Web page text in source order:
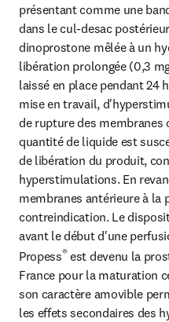
présentant comme une
dans le cul-desac
dinoprostone mêlée à un
libération prolongée (0,3
laissé en place pendant 24
mise en travail,
de rupture des membranes
quantité de liquide est
de libération du produit,
hyperstimulations. En
membranes antérieure à la
contreindication. Le
avant le début d'une
Propess® est devenu la
France pour la maturation
son caractère amovible
les effets secondaires des